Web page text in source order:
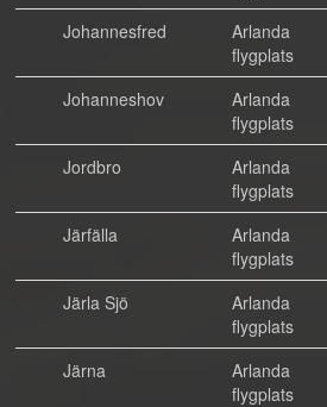
Johannesfred
Arlanda
flygplats
Johanneshov
Arlanda
flygplats
Jordbro
Arlanda
flygplats
Järfälla
Arlanda
flygplats
Järla Sjö
Arlanda
flygplats
Järna
Arlanda
flygplats